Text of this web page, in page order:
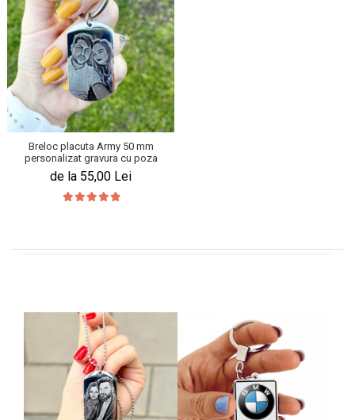
Breloc placuta Army 50 mm
personalizat gravura cu poza
de la 55,00 Lei